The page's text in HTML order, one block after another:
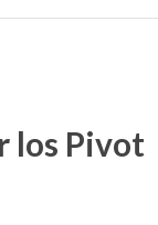
los Pivot